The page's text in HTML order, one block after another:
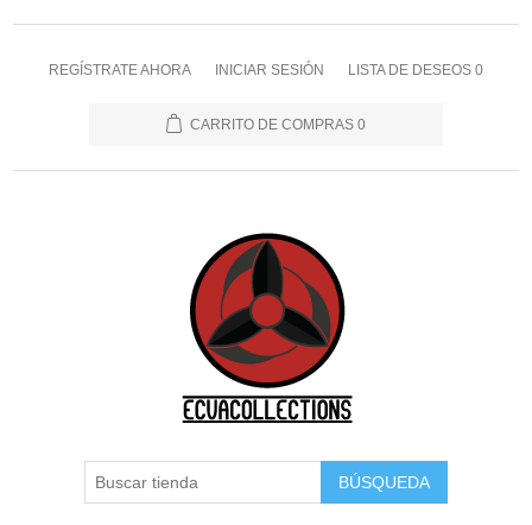
REGÍSTRATE AHORA INICIAR SESIÓN LISTA DE DESEOS 0
CARRITO DE COMPRAS 0
BÚSQUEDA